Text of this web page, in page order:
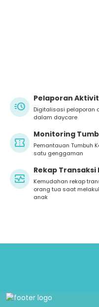
acute
Pelaporan
Digitalisasi pelaporan
dalam daycare
confirmation_number
Monitoring
Pemantauan Tumbuh
satu genggaman
monitor_heart
Rekap
Kemudahan rekap
orang tua saat
anak